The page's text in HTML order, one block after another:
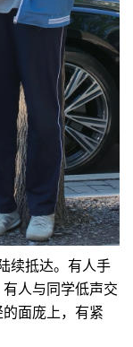
抵达。有人手
人与同学低声交
面庞上，有紧